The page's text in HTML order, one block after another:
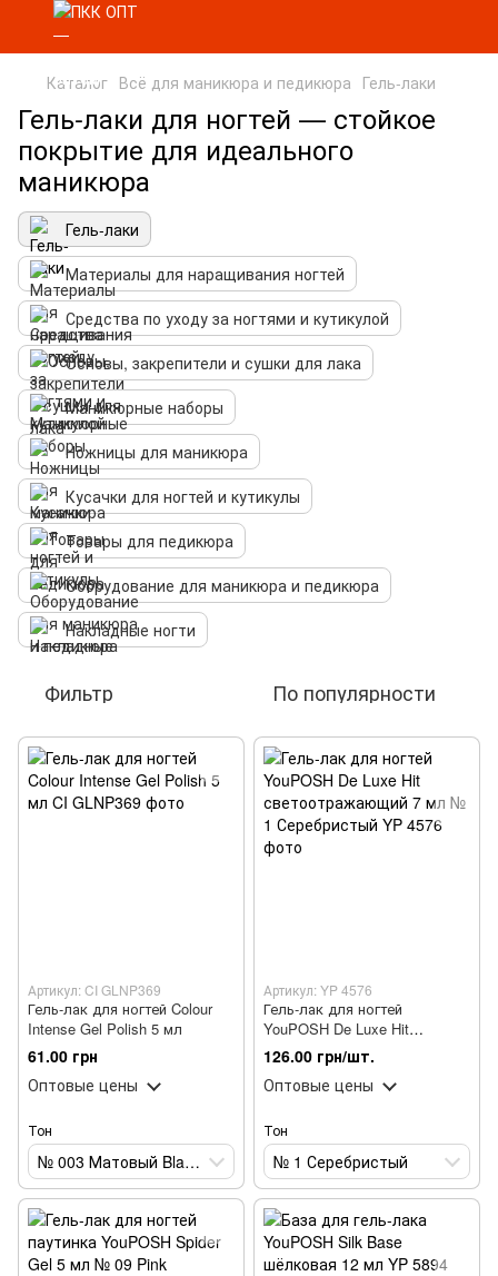
Каталог Всё для маникюра и педикюра Гель-лаки
Гель-лаки для ногтей — стойкое
покрытие для идеального
маникюра
Гель-лаки
Материалы для наращивания ногтей
Средства по уходу за ногтями и кутикулой
Основы, закрепители и сушки для лака
Маникюрные наборы
Ножницы для маникюра
Кусачки для ногтей и кутикулы
Товары для педикюра
Оборудование для маникюра и педикюра
Накладные ногти
Фильтр По популярности
Артикул: CI GLNP369
Гель-лак для ногтей Colour
Intense Gel Polish 5 мл
61.00 грн
Оптовые цены
Тон
№ 003 Матовый Black Чёрный
Артикул: YP 4576
Гель-лак для ногтей
YouPOSH De Luxe Hit
светоотражающий 7 мл № 1
Серебристый
126.00 грн/шт.
Оптовые цены
Тон
№ 1 Серебристый